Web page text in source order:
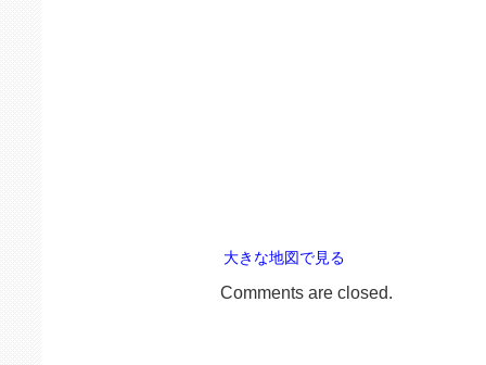
大きな地図で見る
Comments are closed.